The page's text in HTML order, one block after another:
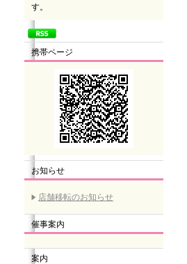
す。
携帯ページ
お知らせ
店舗移転のお知らせ
催事案内
案内